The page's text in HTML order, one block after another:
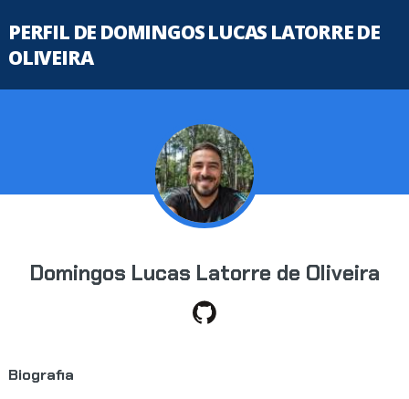
PERFIL DE DOMINGOS LUCAS LATORRE DE
OLIVEIRA
Domingos Lucas Latorre de Oliveira
Biografia